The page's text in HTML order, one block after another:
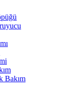
Bakım